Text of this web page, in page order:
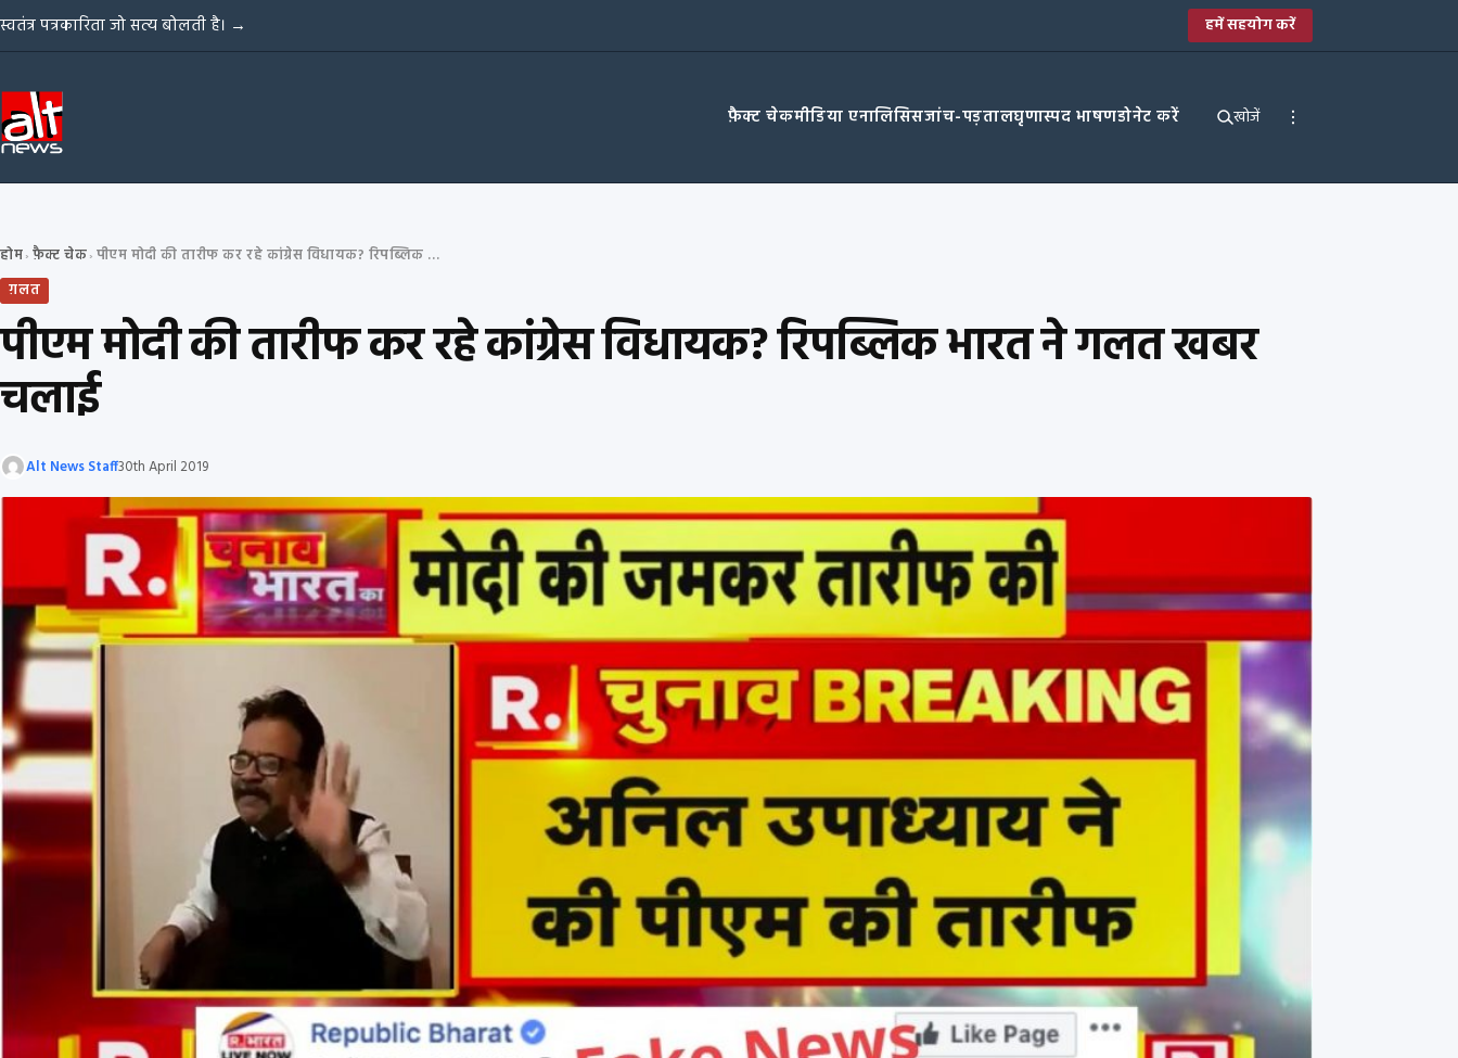
Skip to content
स्वतंत्र पत्रकारिता जो सत्य बोलती है। → हमें सहयोग करें
फ़ैक्ट चेकमीडिया एनालिसिसजांच-पड़तालघृणास्पद भाषणडोनेट करें खोजें
होम› फ़ैक्ट चेक›
पीएम मोदी की तारीफ कर रहे कांग्रेस विधायक? रिपब्लिक भारत ने गलत खबर चलाई
ग़लत
पीएम मोदी की तारीफ कर रहे कांग्रेस विधायक? रिपब्लिक भारत ने गलत खबर
चलाई
Alt News Staff30th April 2019